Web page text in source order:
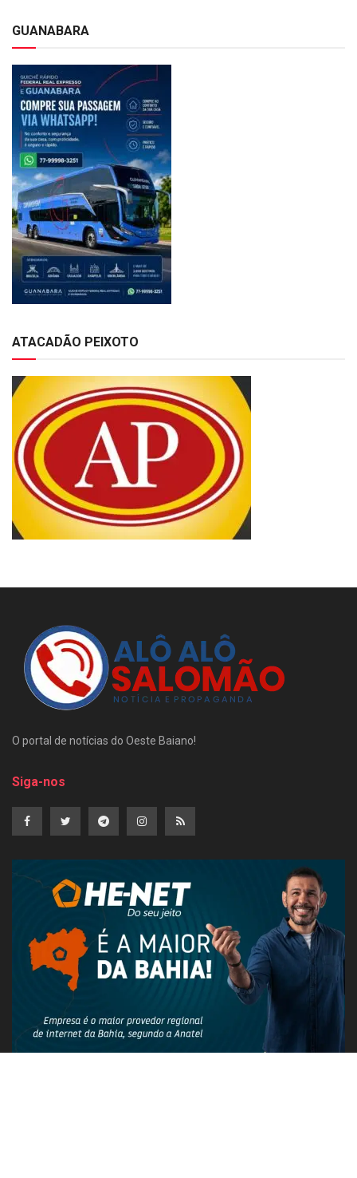
GUANABARA
ATACADÃO PEIXOTO
O portal de notícias do Oeste Baiano!
Siga-nos